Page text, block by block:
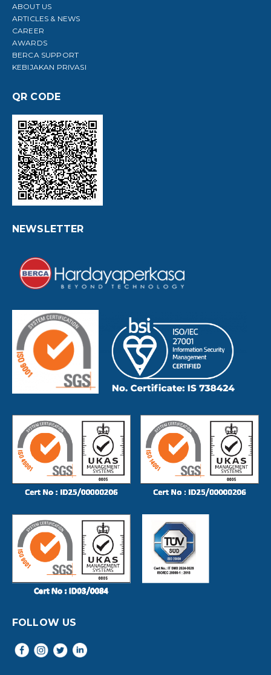
ABOUT US
ARTICLES & NEWS
CAREER
AWARDS
BERCA SUPPORT
KEBIJAKAN PRIVASI
QR CODE
NEWSLETTER
FOLLOW US